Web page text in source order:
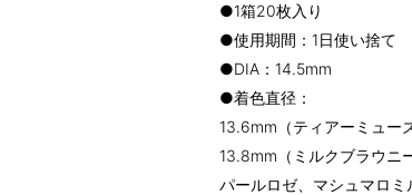
●1箱20枚入り
●使用期間：1日使い捨て
●DIA：14.5mm
●着色直径：
13.6mm（ティアーミュー
13.8mm（ミルクブラウニ
パールロゼ、マシュマロ